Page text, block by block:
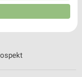
❯
und in die